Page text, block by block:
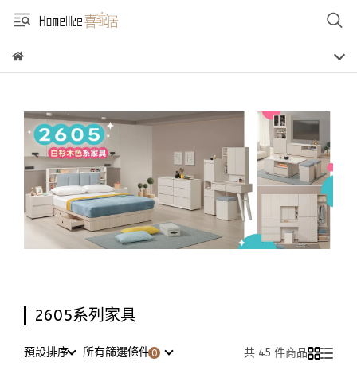
2605系列家具
預設排序 所有篩選條件 共 45 件商品